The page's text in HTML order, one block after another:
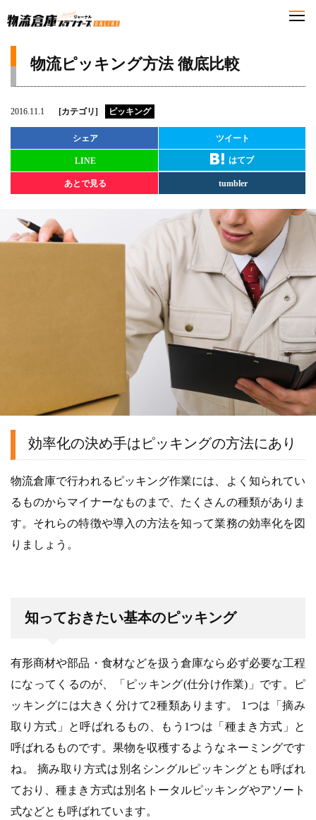
物流ピッキング方法 徹底比較
2016.11.1 [カテゴリ] ピッキング
シェア ツイート
LINE はてブ
あとで見る tumbler
効率化の決め手はピッキングの方法にあり
物流倉庫で行われるピッキング作業には、よく知られてい
るものからマイナーなものまで、たくさんの種類がありま
す。それらの特徴や導入の方法を知って業務の効率化を図
りましょう。
知っておきたい基本のピッキング
有形商材や部品・食材などを扱う倉庫なら必ず必要な工程
になってくるのが、「ピッキング(仕分け作業)」です。ピ
ッキングには大きく分けて2種類あります。 1つは「摘み
取り方式」と呼ばれるもの、もう1つは「種まき方式」と
呼ばれるものです。果物を収穫するようなネーミングです
ね。 摘み取り方式は別名シングルピッキングとも呼ばれ
ており、種まき方式は別名トータルピッキングやアソート
式などとも呼ばれています。